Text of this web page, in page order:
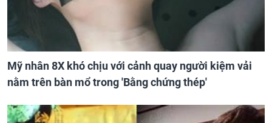
Mỹ nhân 8X khó chịu với cảnh quay người kiệm vải
nằm trên bàn mổ trong 'Bằng chứng thép'